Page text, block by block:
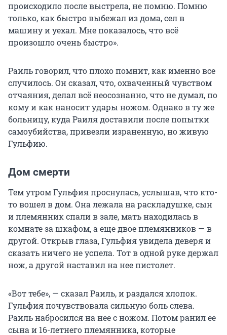
происходило после выстрела, не помню. Помню
только, как быстро выбежал из дома, сел в
машину и уехал. Мне показалось, что всё
произошло очень быстро».
Раиль говорил, что плохо помнит, как именно все
случилось. Он сказал, что, охваченный чувством
отчаяния, делал всё неосознанно, что не думал, по
кому и как наносит удары ножом. Однако в ту же
больницу, куда Раиля доставили после попытки
самоубийства, привезли израненную, но живую
Гульфию.
Дом смерти
Тем утром Гульфия проснулась, услышав, что кто-
то вошел в дом. Она лежала на раскладушке, сын
и племянник спали в зале, мать находилась в
комнате за шкафом, а еще двое племянников — в
другой. Открыв глаза, Гульфия увидела деверя и
сказать ничего не успела. Тот в одной руке держал
нож, а другой наставил на нее пистолет.
«Вот тебе», — сказал Раиль, и раздался хлопок.
Гульфия почувствовала сильную боль слева.
Раиль набросился на нее с ножом. Потом ранил ее
сына и 16-летнего племянника, которые